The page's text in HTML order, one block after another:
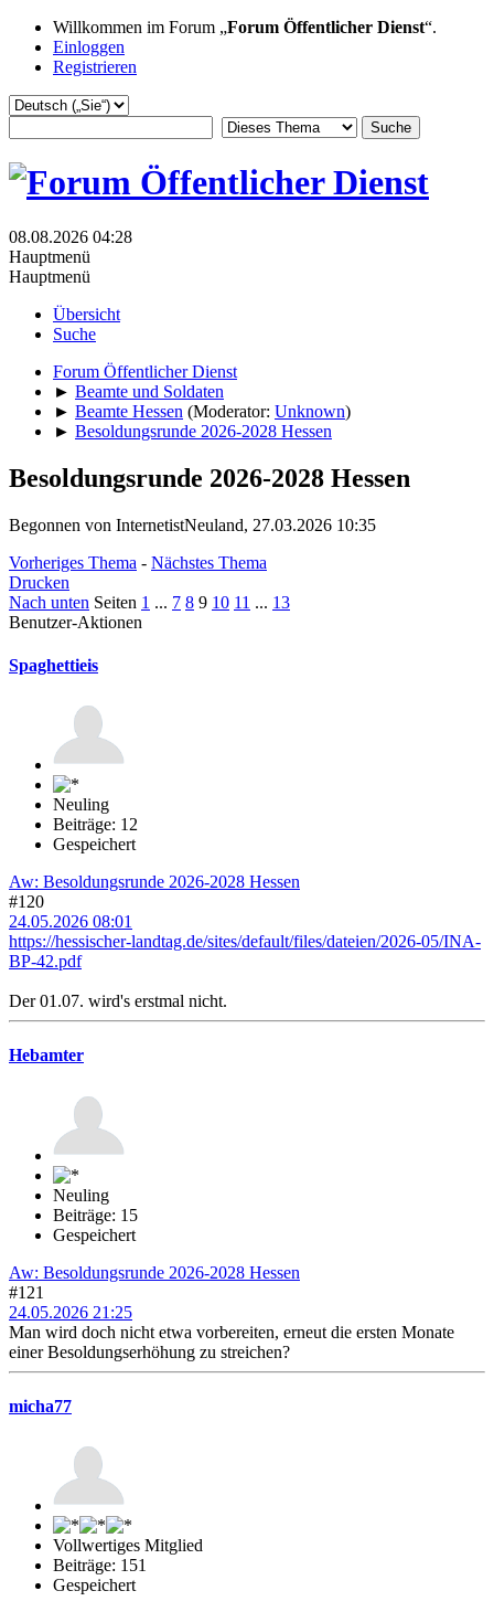
Willkommen im Forum „Forum Öffentlicher Dienst“.
Einloggen
Registrieren
08.08.2026 04:28
Hauptmenü
Hauptmenü
Übersicht
Suche
Forum Öffentlicher Dienst
► Beamte und Soldaten
► Beamte Hessen (Moderator: Unknown)
► Besoldungsrunde 2026-2028 Hessen
Besoldungsrunde 2026-2028 Hessen
Begonnen von InternetistNeuland, 27.03.2026 10:35
Vorheriges Thema - Nächstes Thema
Drucken
Nach unten Seiten 1 ... 7 8 9 10 11 ... 13
Benutzer-Aktionen
Spaghettieis
Neuling
Beiträge: 12
Gespeichert
Aw: Besoldungsrunde 2026-2028 Hessen
#120
24.05.2026 08:01
https://hessischer-landtag.de/sites/default/files/dateien/2026-05/INA-
BP-42.pdf
Der 01.07. wird's erstmal nicht.
Hebamter
Neuling
Beiträge: 15
Gespeichert
Aw: Besoldungsrunde 2026-2028 Hessen
#121
24.05.2026 21:25
Man wird doch nicht etwa vorbereiten, erneut die ersten Monate
einer Besoldungserhöhung zu streichen?
micha77
Vollwertiges Mitglied
Beiträge: 151
Gespeichert